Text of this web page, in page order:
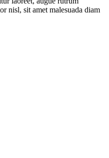
nisl, sit amet malesuada diam